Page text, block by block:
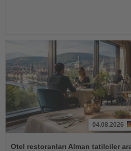
Oku
04.08.2026
Otel restoranları Alman tatilciler